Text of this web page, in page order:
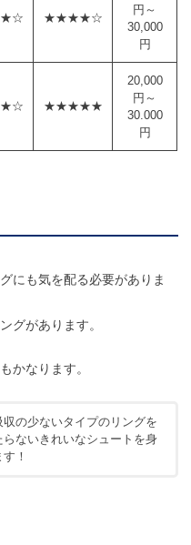
★★★★☆
円～
30,000
円
★★★★★
20,000
円～
30.000
円
にも気を配る必要がありま
グがあります。
かなります。
の少ないタイプのリングを
ないきれいなシュートを身
！